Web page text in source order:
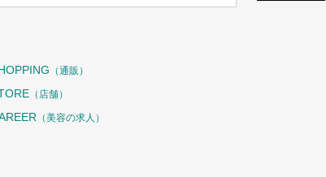
（通販）
（店舗）
（美容の求人）